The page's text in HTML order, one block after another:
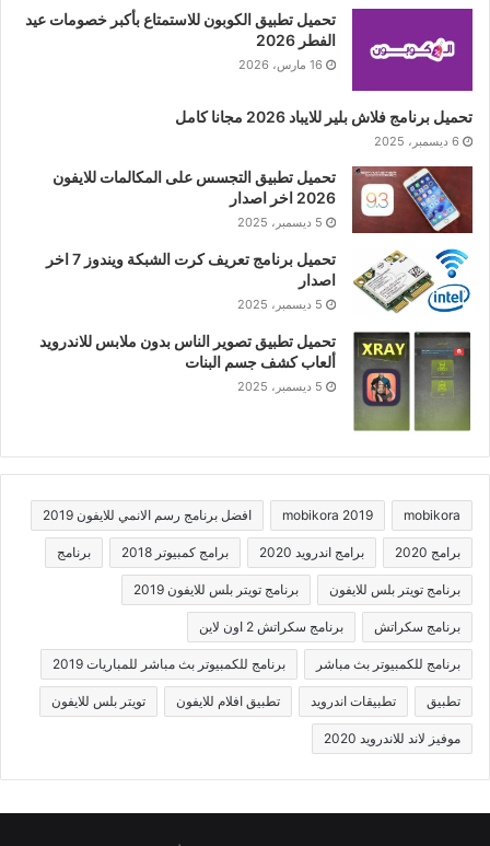
تحميل تطبيق الكوبون للاستمتاع بأكبر خصومات عيد
الفطر 2026
16 مارس، 2026
تحميل برنامج فلاش بلير للايباد 2026 مجانا كامل
6 ديسمبر، 2025
تحميل تطبيق التجسس على المكالمات للايفون
2026 اخر اصدار
5 ديسمبر، 2025
تحميل برنامج تعريف كرت الشبكة ويندوز 7 اخر
اصدار
5 ديسمبر، 2025
تحميل تطبيق تصوير الناس بدون ملابس للاندرويد
ألعاب كشف جسم البنات
5 ديسمبر، 2025
mobikora
mobikora 2019 افضل برنامج رسم الانمي للايفون 2019
برامج 2020 برامج اندرويد 2020 برامج كمبيوتر 2018 برنامج
برنامج تويتر بلس للايفون برنامج تويتر بلس للايفون 2019
برنامج سكراتش برنامج سكراتش 2 اون لاين
برنامج للكمبيوتر بث مباشر برنامج للكمبيوتر بث مباشر للمباريات 2019
تطبيق تطبيقات اندرويد تطبيق افلام للايفون تويتر بلس للايفون
موفيز لاند للاندرويد 2020